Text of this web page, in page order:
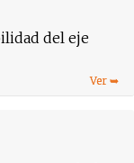
del eje